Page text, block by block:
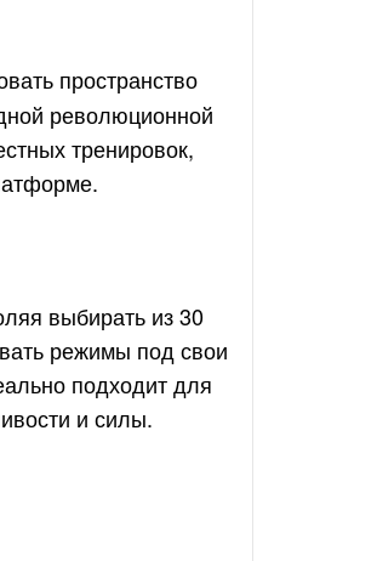
пространство
революционной
тренировок,
выбирать из 30
режимы под свои
подходит для
и силы.